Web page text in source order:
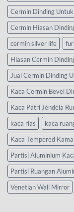
Cermin Dinding Untuk
Cermin Hiasan
cermin silver life
Hiasan Cermin
Jual Cermin Dinding
Kaca Cermin Bevel
Kaca Patri Jendela
kaca rias
kaca
Kaca Tempered
Partisi Aluminium
Partisi Ruangan
Venetian Wall Mirror